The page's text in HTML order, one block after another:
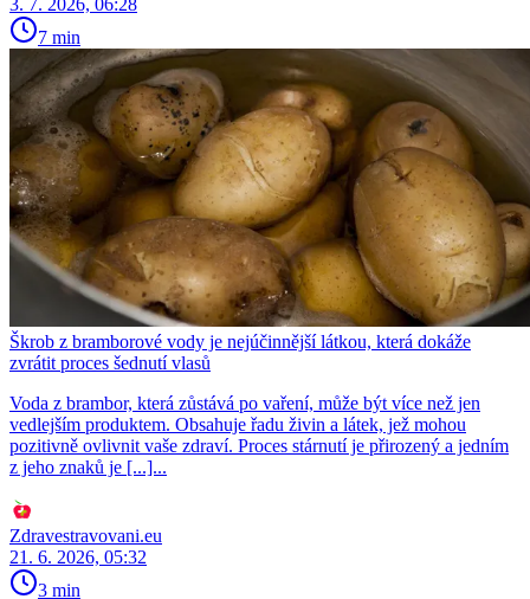
7 min
Škrob z bramborové vody je nejúčinnější látkou, která dokáže
zvrátit proces šednutí vlasů
Voda z brambor, která zůstává po vaření, může být více než jen
vedlejším produktem. Obsahuje řadu živin a látek, jež mohou
pozitivně ovlivnit vaše zdraví. Proces stárnutí je přirozený a jedním
z jeho znaků je [...]...
Zdravestravovani.eu
21. 6. 2026, 05:32
3 min